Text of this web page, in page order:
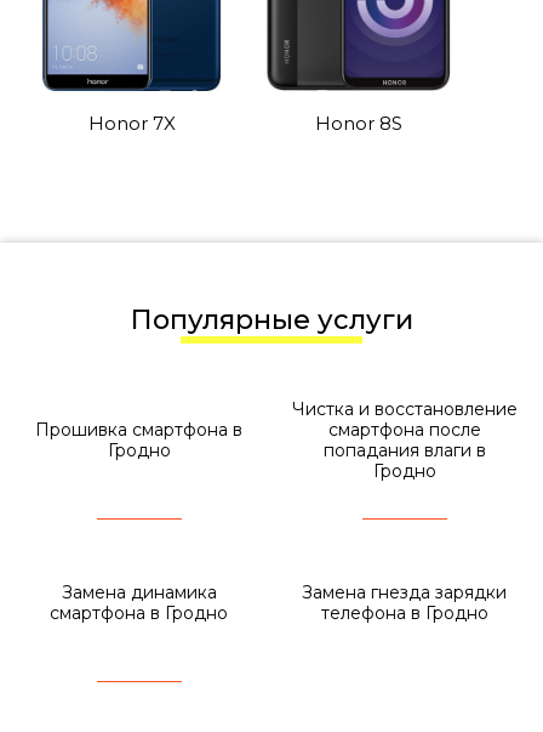
Honor 7X Honor 8S
Популярные услуги
Прошивка смартфона в
Гродно
Чистка и восстановление
смартфона после
попадания влаги в
Гродно
Замена динамика
смартфона в Гродно
Замена гнезда зарядки
телефона в Гродно